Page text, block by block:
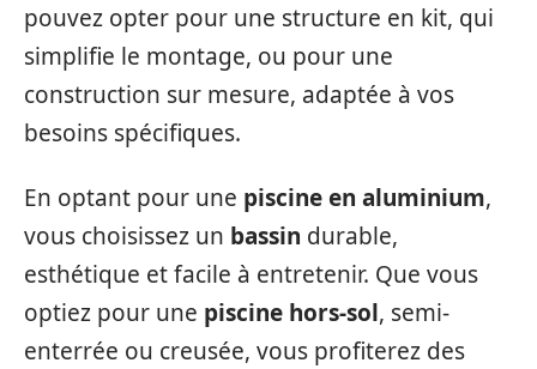
pouvez opter pour une structure en kit, qui
simplifie le montage, ou pour une
construction sur mesure, adaptée à vos
besoins spécifiques.
En optant pour une piscine en aluminium,
vous choisissez un bassin durable,
esthétique et facile à entretenir. Que vous
optiez pour une piscine hors-sol, semi-
enterrée ou creusée, vous profiterez des